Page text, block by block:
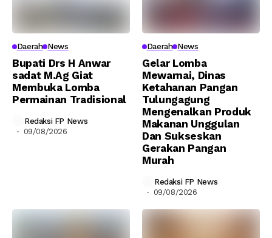
Daerah News
Bupati Drs H Anwar
sadat M.Ag Giat
Membuka Lomba
Permainan Tradisional
Redaksi FP News
09/08/2026
Daerah News
Gelar Lomba
Mewarnai, Dinas
Ketahanan Pangan
Tulungagung
Mengenalkan Produk
Makanan Unggulan
Dan Sukseskan
Gerakan Pangan
Murah
Redaksi FP News
09/08/2026